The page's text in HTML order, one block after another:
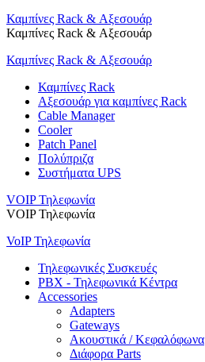
Καμπίνες Rack & Αξεσουάρ
Καμπίνες Rack & Αξεσουάρ
Καμπίνες Rack & Αξεσουάρ
Καμπίνες Rack
Αξεσουάρ για καμπίνες Rack
Cable Manager
Cooler
Patch Panel
Πολύπριζα
Συστήματα UPS
VOIP Τηλεφωνία
VOIP Τηλεφωνία
VoIP Τηλεφωνία
Τηλεφωνικές Συσκευές
PBX - Τηλεφωνικά Κέντρα
Accessories
Adapters
Gateways
Ακουστικά / Κεφαλόφωνα
Διάφορα Parts